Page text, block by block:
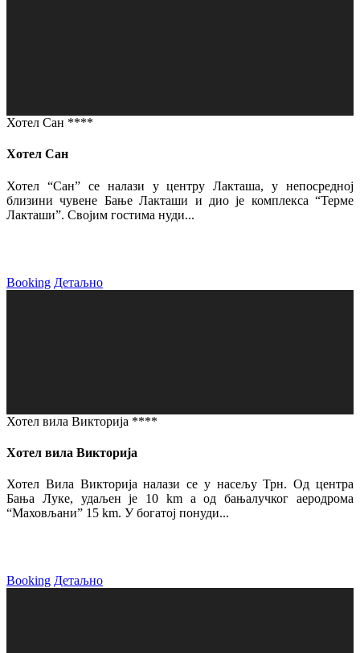
Хотел Сан ****
Хотел Сан
Хотел “Сан” се налази у центру Лакташа, у непосредној
близини чувене Бање Лакташи и дио је комплекса “Терме
Лакташи”. Својим гостима нуди...
Booking Детаљно
Хотел вила Викторија ****
Хотел вила Викторија
Хотел Вила Викторија налази се у насељу Трн. Од центра
Бања Луке, удаљен је 10 km а од бањалучког аеродрома
“Маховљани” 15 km. У богатој понуди...
Booking Детаљно